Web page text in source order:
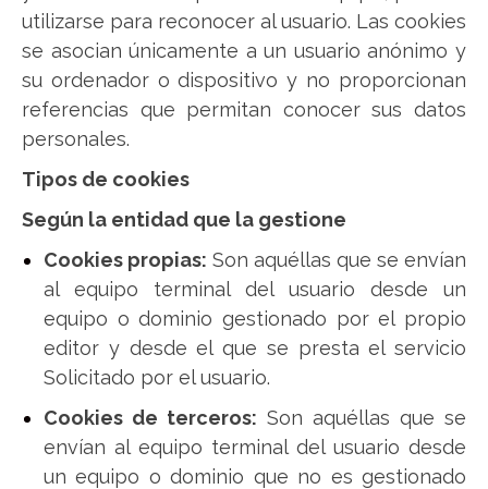
utilizarse para reconocer al usuario. Las cookies
se asocian únicamente a un usuario anónimo y
su ordenador o dispositivo y no proporcionan
referencias que permitan conocer sus datos
personales.
Tipos de cookies
Según la entidad que la gestione
Cookies propias: Son aquéllas que se envían
al equipo terminal del usuario desde un
equipo o dominio gestionado por el propio
editor y desde el que se presta el servicio
Solicitado por el usuario.
Cookies de terceros: Son aquéllas que se
envían al equipo terminal del usuario desde
un equipo o dominio que no es gestionado